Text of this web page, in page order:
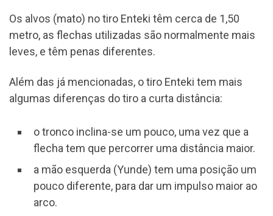
Os alvos (mato) no tiro Enteki têm cerca de 1,50
metro, as flechas utilizadas são normalmente mais
leves, e têm penas diferentes.
Além das já mencionadas, o tiro Enteki tem mais
algumas diferenças do tiro a curta distância:
o tronco inclina-se um pouco, uma vez que a
flecha tem que percorrer uma distância maior.
a mão esquerda (Yunde) tem uma posição um
pouco diferente, para dar um impulso maior ao
arco.